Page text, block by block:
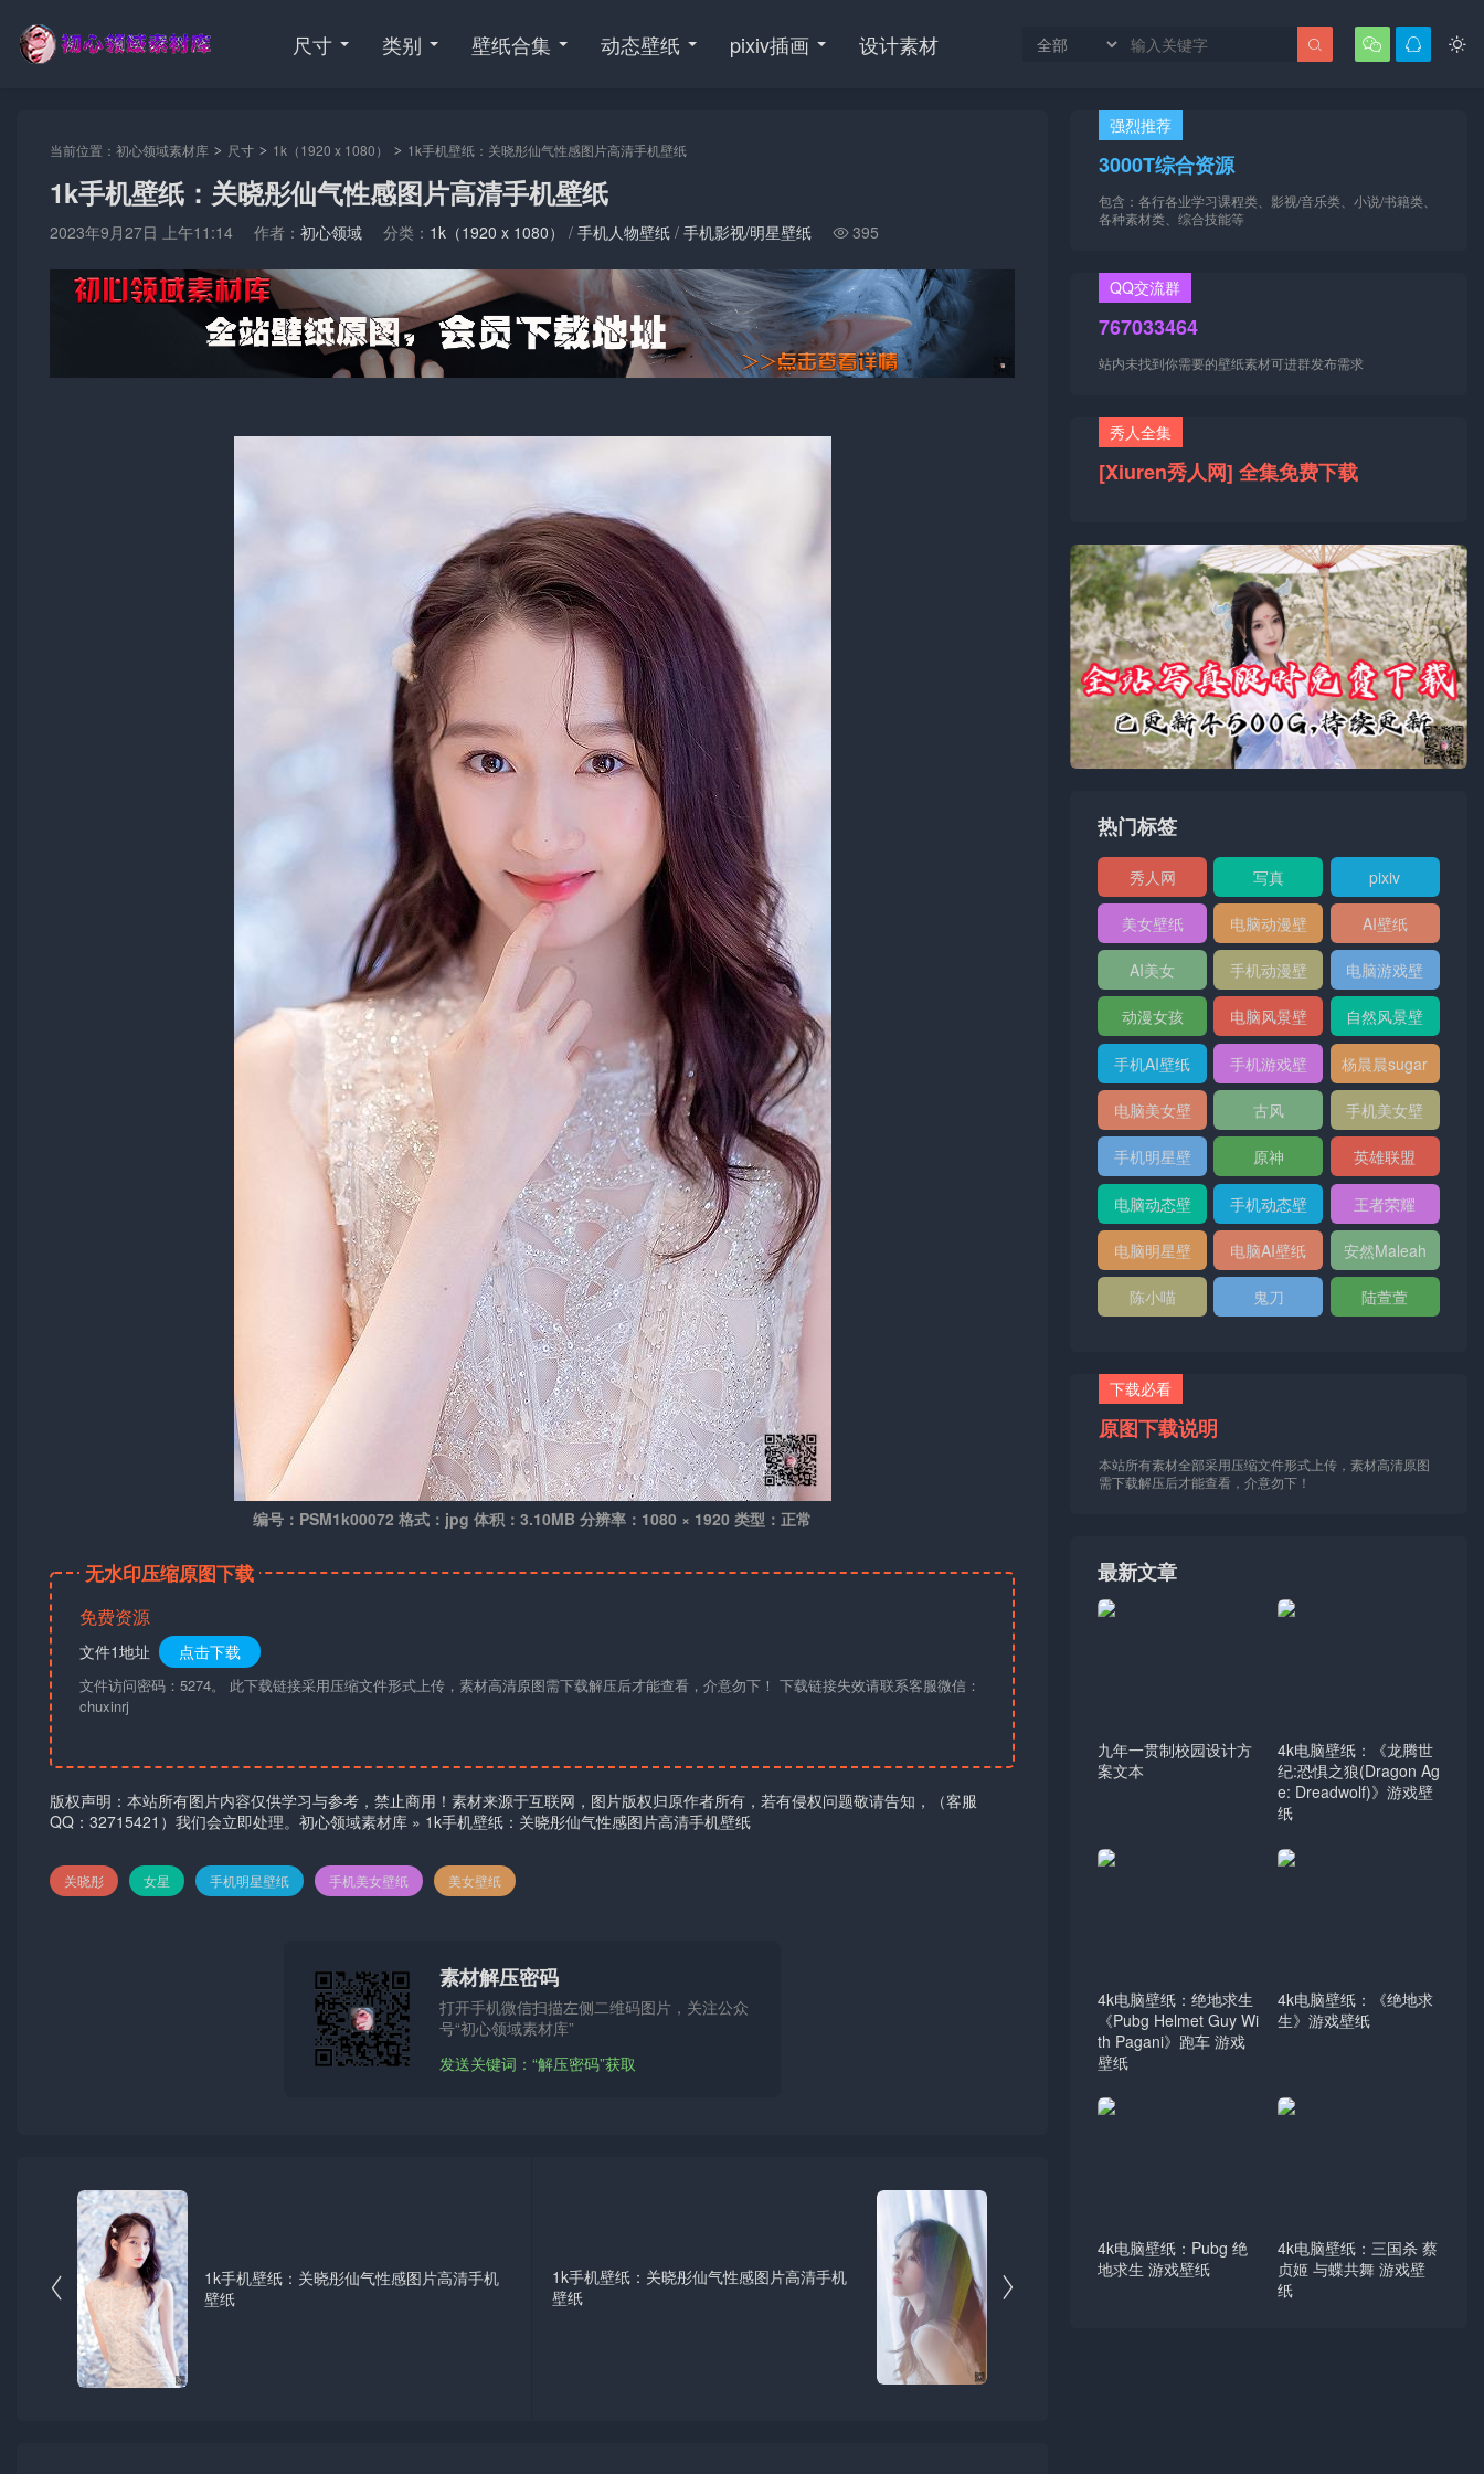
尺寸 类别 壁纸合集 动态壁纸 pixiv插画 设计素材 
 

当前位置： 初心领域素材库 > 尺寸 > 1k（1920 x 1080） > 1k手机壁纸：关晓彤仙气性感图片高清手机壁纸
1k手机壁纸：关晓彤仙气性感图片高清手机壁纸
2023年9月27日 上午11:14 作者： 初心领域 分类： 1k（1920 x 1080） / 手机人物壁纸 / 手机影视/明星壁纸  395
编号：PSM1k00072 格式：jpg 体积：3.10MB 分辨率：1080 × 1920 类型：正常
无水印压缩原图下载
免费资源
文件1地址 点击下载
文件访问密码：5274。 此下载链接采用压缩文件形式上传，素材高清原图需下载解压后才能查看，介意勿下！ 下载链接失效请联系客服微信：
chuxinrj
版权声明：本站所有图片内容仅供学习与参考，禁止商用！素材来源于互联网，图片版权归原作者所有，若有侵权问题敬请告知，（客服
QQ：32715421）我们会立即处理。 初心领域素材库 » 1k手机壁纸：关晓彤仙气性感图片高清手机壁纸
关晓彤 女星 手机明星壁纸 手机美女壁纸 美女壁纸
素材解压密码
打开手机微信扫描左侧二维码图片，关注公众
号“初心领域素材库”
发送关键词：“解压密码”获取

1k手机壁纸：关晓彤仙气性感图片高清手机
壁纸

1k手机壁纸：关晓彤仙气性感图片高清手机
壁纸
强烈推荐
3000T综合资源
包含：各行各业学习课程类、影视/音乐类、小说/书籍类、
各种素材类、综合技能等
QQ交流群
767033464
站内未找到你需要的壁纸素材可进群发布需求
秀人全集
[Xiuren秀人网] 全集免费下载
热门标签
秀人网
XIUREN
写真 pixiv
美女壁纸
电脑动漫壁
纸
AI壁纸
AI美女
手机动漫壁
纸
电脑游戏壁
纸
动漫女孩
电脑风景壁
纸
自然风景壁
纸
手机AI壁纸
手机游戏壁
纸
杨晨晨sugar
电脑美女壁
纸
古风
手机美女壁
纸
手机明星壁
纸
原神 英雄联盟
电脑动态壁
纸
手机动态壁
纸
王者荣耀
电脑明星壁
纸
电脑AI壁纸 安然Maleah
陈小喵 鬼刀 陆萱萱
下载必看
原图下载说明
本站所有素材全部采用压缩文件形式上传，素材高清原图
需下载解压后才能查看，介意勿下！
最新文章
九年一贯制校园设计方
案文本
4k电脑壁纸：《龙腾世
纪:恐惧之狼(Dragon Ag
e: Dreadwolf)》游戏壁
纸
4k电脑壁纸：绝地求生
《Pubg Helmet Guy Wi
th Pagani》跑车 游戏
壁纸
4k电脑壁纸：《绝地求
生》游戏壁纸
4k电脑壁纸：Pubg 绝
地求生 游戏壁纸
4k电脑壁纸：三国杀 蔡
贞姬 与蝶共舞 游戏壁
纸